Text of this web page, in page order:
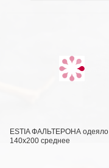
ESTIA ФАЛЬТЕРОНА одеяло
140х200 среднее